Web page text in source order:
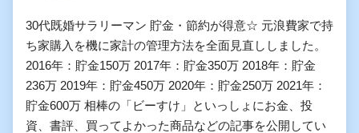
30代既婚サラリーマン 貯金・節約が得意☆ 元浪費家で持
ち家購入を機に家計の管理方法を全面見直ししました。
2016年：貯金150万 2017年：貯金350万 2018年：貯金
236万 2019年：貯金450万 2020年：貯金250万 2021年：
貯金600万 相棒の「ビーすけ」といっしょにお金、投
資、書評、買ってよかった商品などの記事を公開してい